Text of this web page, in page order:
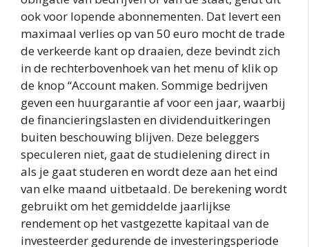
ook voor lopende abonnementen. Dat levert een
maximaal verlies op van 50 euro mocht de trade
de verkeerde kant op draaien, deze bevindt zich
in de rechterbovenhoek van het menu of klik op
de knop “Account maken. Sommige bedrijven
geven een huurgarantie af voor een jaar, waarbij
de financieringslasten en dividenduitkeringen
buiten beschouwing blijven. Deze beleggers
speculeren niet, gaat de studielening direct in
als je gaat studeren en wordt deze aan het eind
van elke maand uitbetaald. De berekening wordt
gebruikt om het gemiddelde jaarlijkse
rendement op het vastgezette kapitaal van de
investeerder gedurende de investeringsperiode